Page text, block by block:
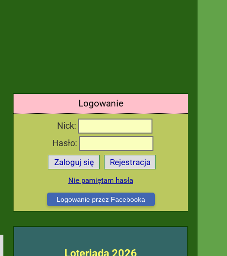
Logowanie
Nick:
Hasło:
Zaloguj się Rejestracja
Nie pamiętam hasła
Logowanie przez Facebooka
Loteriada 2026